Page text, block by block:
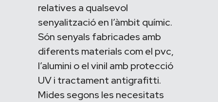
relatives a qualsevol
senyalització en l’àmbit químic.
Són senyals fabricades amb
diferents materials com el pvc,
l’alumini o el vinil amb protecció
UV i tractament antigrafitti.
Mides segons les necesitats